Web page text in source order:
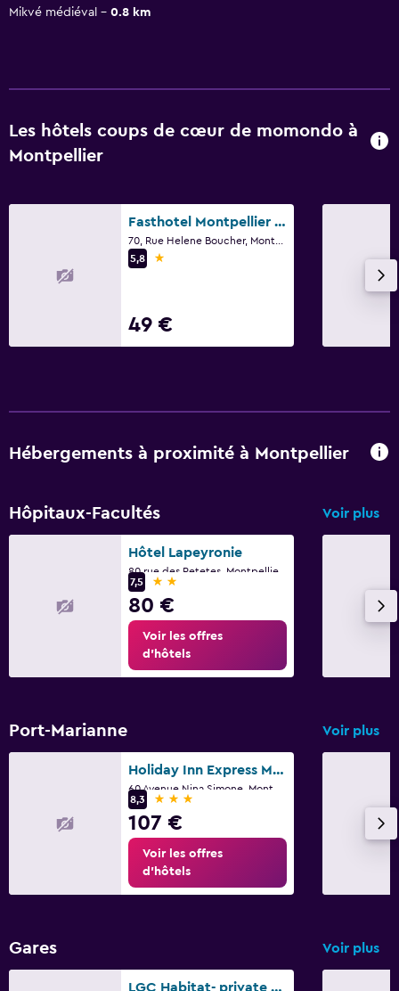
Mikvé médiéval
0.8 km
Les hôtels coups de cœur de momondo à
Montpellier
Fasthotel Montpellier Ouest
5,8
1 étoile
49 €
Hébergements à proximité à Montpellier
Hôpitaux-Facultés Voir plus
Hôtel Lapeyronie
7,5
2 étoiles
80 €
Voir les offres
d’hôtels
Port-Marianne Voir plus
Holiday Inn Express Montpellier - Odysseum By IHG
8,3
3 étoiles
107 €
Voir les offres
d’hôtels
Gares Voir plus
LGC Habitat- private room- Gare Saint-Roch